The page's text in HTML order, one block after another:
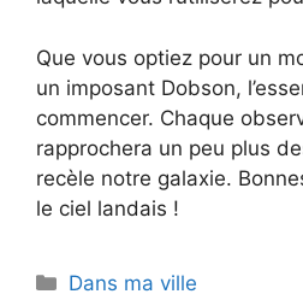
Que vous optiez pour un
un imposant Dobson,
commencer. Chaque
rapprochera un peu plus
recèle notre galaxie.
le ciel landais !
Catégories
Dans ma ville